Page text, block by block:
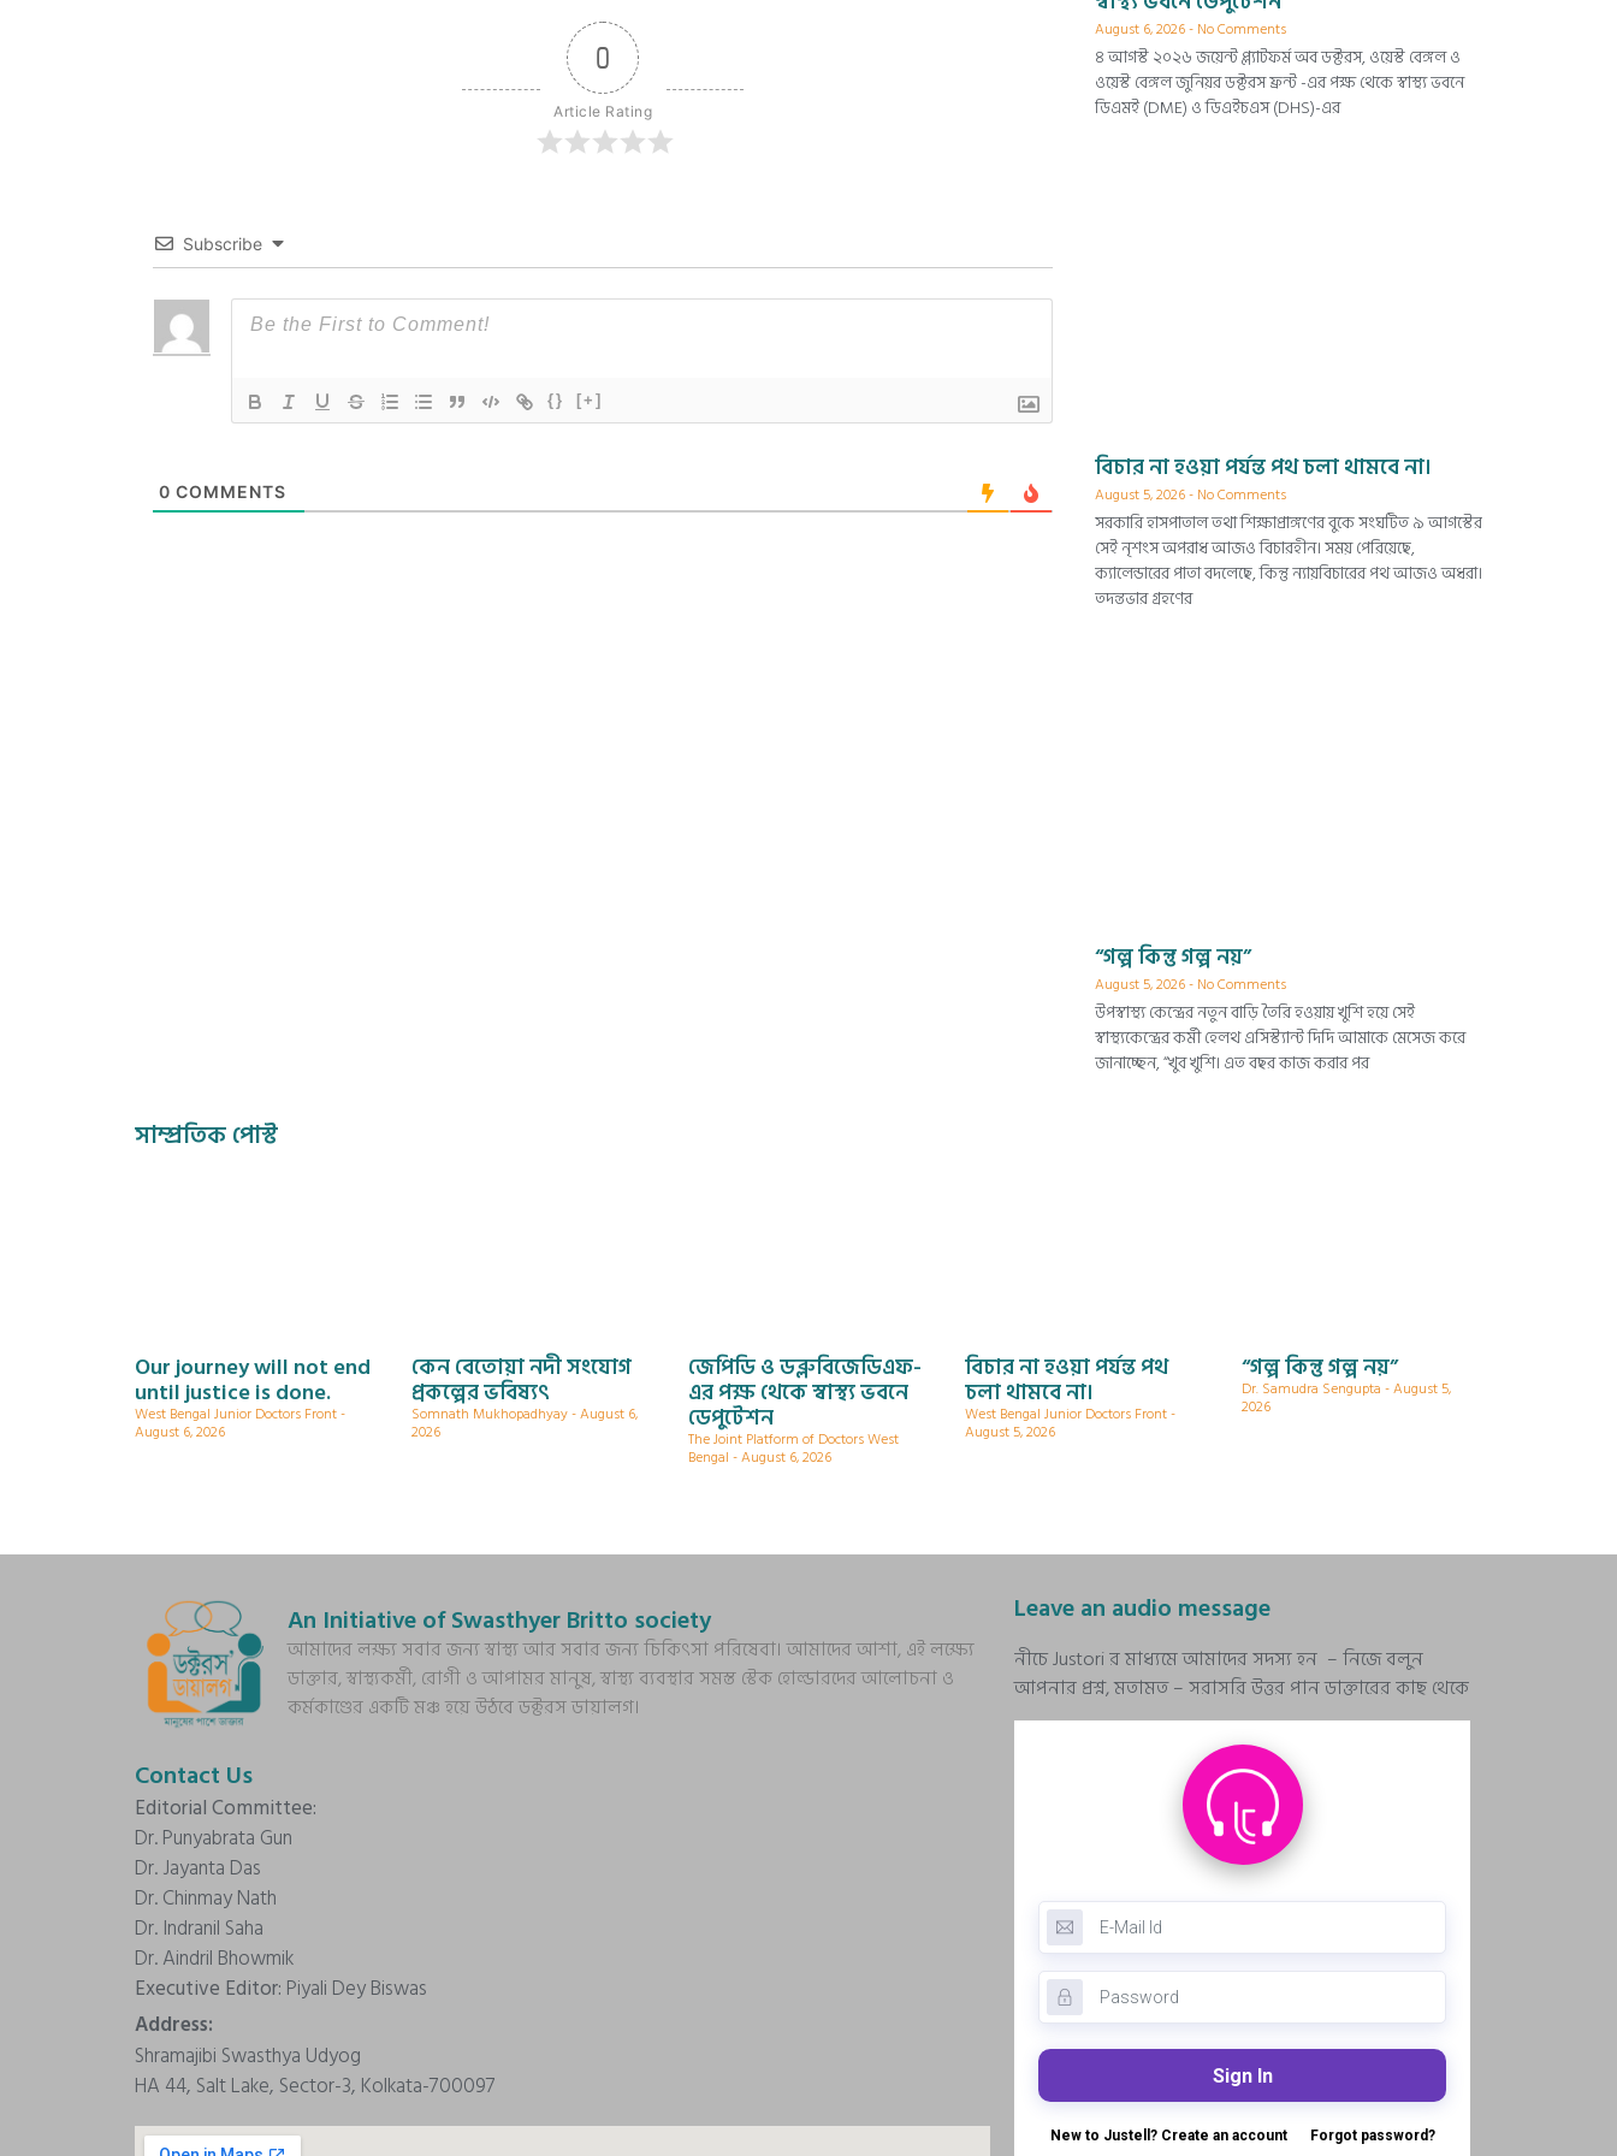
0
Article Rating
Subscribe
{} [+]
0 COMMENTS
August 6, 2026 No Comments
৪ আগস্ট ২০২৬ জয়েন্ট প্ল্যাটফর্ম অব ডক্টরস, ওয়েস্ট বেঙ্গল ও
ওয়েস্ট বেঙ্গল জুনিয়র ডক্টরস ফ্রন্ট -এর পক্ষ থেকে স্বাস্থ্য ভবনে
ডিএমই (DME) ও ডিএইচএস (DHS)-এর
বিচার না হওয়া পর্যন্ত পথ চলা থামবে না।
August 5, 2026 No Comments
সরকারি হাসপাতাল তথা শিক্ষাপ্রাঙ্গণের বুকে সংঘটিত ৯ আগস্টের
সেই নৃশংস অপরাধ আজও বিচারহীন। সময় পেরিয়েছে,
ক্যালেন্ডারের পাতা বদলেছে, কিন্তু ন্যায়বিচারের পথ আজও অধরা।
তদন্তভার গ্রহণের
“গল্প কিন্তু গল্প নয়”
August 5, 2026 No Comments
উপস্বাস্থ্য কেন্দ্রের নতুন বাড়ি তৈরি হওয়ায় খুশি হয়ে সেই
স্বাস্থ্যকেন্দ্রের কর্মী হেলথ এসিস্ট্যান্ট দিদি আমাকে মেসেজ করে
জানাচ্ছেন, “খুব খুশি। এত বছর কাজ করার পর
সাম্প্রতিক পোস্ট
Our journey will not end
until justice is done.
West Bengal Junior Doctors Front
August 6, 2026
কেন বেতোয়া নদী সংযোগ
প্রকল্পের ভবিষ্যৎ
Somnath Mukhopadhyay August 6,
2026
জেপিডি ও ডব্লুবিজেডিএফ-
এর পক্ষ থেকে স্বাস্থ্য ভবনে
ডেপুটেশন
The Joint Platform of Doctors West
Bengal August 6, 2026
বিচার না হওয়া পর্যন্ত পথ
চলা থামবে না।
West Bengal Junior Doctors Front
August 5, 2026
“গল্প কিন্তু গল্প নয়”
Dr. Samudra Sengupta August 5,
2026
An Initiative of Swasthyer Britto society
আমাদের লক্ষ্য সবার জন্য স্বাস্থ্য আর সবার জন্য চিকিৎসা পরিষেবা। আমাদের আশা, এই লক্ষ্যে
ডাক্তার, স্বাস্থ্যকর্মী, রোগী ও আপামর মানুষ, স্বাস্থ্য ব্যবস্থার সমস্ত স্টেক হোল্ডারদের আলোচনা ও
কর্মকাণ্ডের একটি মঞ্চ হয়ে উঠবে ডক্টরস ডায়ালগ।
Contact Us
Editorial Committee:
Dr. Punyabrata Gun
Dr. Jayanta Das
Dr. Chinmay Nath
Dr. Indranil Saha
Dr. Aindril Bhowmik
Executive Editor: Piyali Dey Biswas
Address:
Shramajibi Swasthya Udyog
HA 44, Salt Lake, Sector-3, Kolkata-700097
Leave an audio message
নীচে Justori র মাধ্যমে আমাদের সদস্য হন – নিজে বলুন
আপনার প্রশ্ন, মতামত – সরাসরি উত্তর পান ডাক্তারের কাছ থেকে